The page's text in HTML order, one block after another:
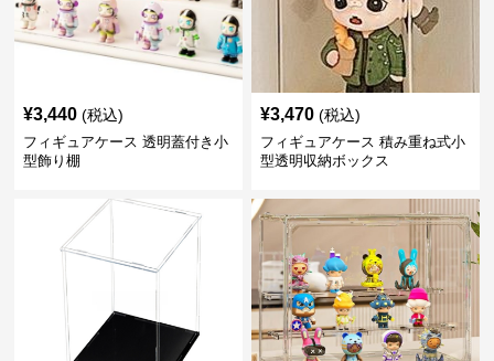
¥3,440 (税込)
フィギュアケース 透明蓋付き小
型飾り棚
¥3,470 (税込)
フィギュアケース 積み重ね式小
型透明収納ボックス